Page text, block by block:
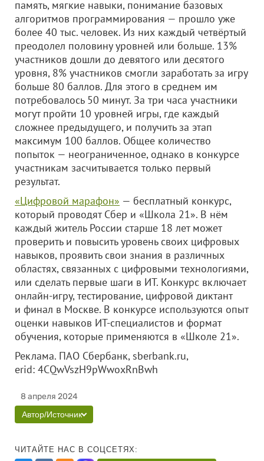
память, мягкие навыки, понимание базовых
алгоритмов программирования — прошло уже
более 40 тыс. человек. Из них каждый четвёртый
преодолел половину уровней или больше. 13%
участников дошли до девятого или десятого
уровня, 8% участников смогли заработать за игру
больше 80 баллов. Для этого в среднем им
потребовалось 50 минут. За три часа участники
могут пройти 10 уровней игры, где каждый
сложнее предыдущего, и получить за этап
максимум 100 баллов. Общее количество
попыток — неограниченное, однако в конкурсе
участникам засчитывается только первый
результат.
«Цифровой марафон» — бесплатный конкурс,
который проводят Сбер и «Школа 21». В нём
каждый житель России старше 18 лет может
проверить и повысить уровень своих цифровых
навыков, проявить свои знания в различных
областях, связанных с цифровыми технологиями,
или сделать первые шаги в ИТ. Конкурс включает
онлайн-игру, тестирование, цифровой диктант
и финал в Москве. В конкурсе используются опыт
оценки навыков ИТ-специалистов и формат
обучения, которые применяются в «Школе 21».
Реклама. ПАО Сбербанк, sberbank.ru,
erid: 4CQwVszH9pWwoxRnBwh
8 апреля 2024
Автор/Источник
ЧИТАЙТЕ НАС В СОЦСЕТЯХ: